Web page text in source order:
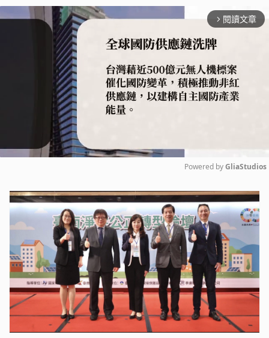
arrow_forward_ios 閱讀文章
Mute
Powered by GliaStudios